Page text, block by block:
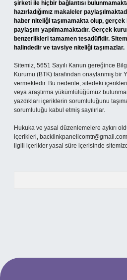
şirketi ile hiçbir bağlantısı
hazırladığımız makaleler
haber niteliği taşımamakta olup,
paylaşım yapılmamaktadır. Gerçek
benzerlikleri tamamen tesadüfidir.
halindedir ve tavsiye niteliği taşımazlar.
Sitemiz, 5651 Sayılı Kanun gereğince
Kurumu (BTK) tarafından onaylanmış bir
vermektedir. Bu nedenle, sitedeki
veya araştırma yükümlülüğümüz
yazdıkları içeriklerin sorumluluğunu
sorumluluğu kabul etmiş sayılırlar.
Hukuka ve yasal düzenlemelere aykırı
içerikleri, backlinkpanelicomtr@gmail.com
ilgili içerikler yasal süre içerisinde